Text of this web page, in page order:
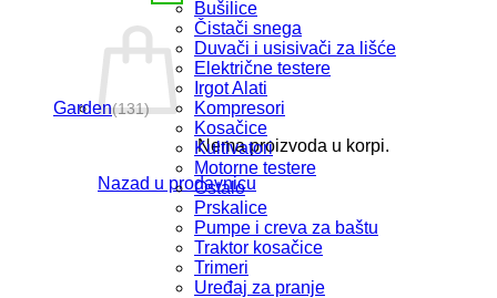
Nema proizvoda u korpi.
Nazad u prodavnicu
Garden(131)
Bušilice
Čistači snega
Duvači i usisivači za lišće
Električne testere
Irgot Alati
Kompresori
Kosačice
Kultivatori
Motorne testere
Ostalo
Prskalice
Pumpe i creva za baštu
Traktor kosačice
Trimeri
Uređaj za pranje